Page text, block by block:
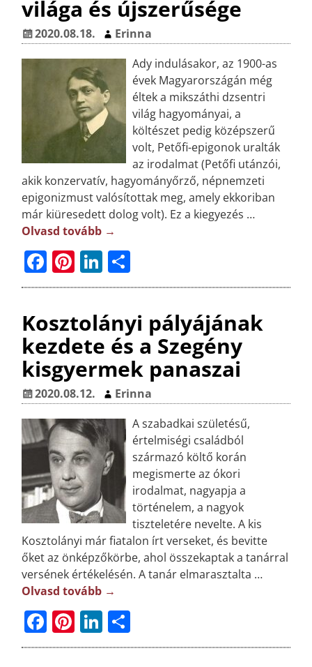
b
o
o
r
e
st
dI
n
m
e
g
világa és újszerűsége
2020.08.18.
Erinna
Ady indulásakor, az 1900-as
évek Magyarországán még
éltek a mikszáthi dzsentri
világ hagyományai, a
költészet pedig középszerű
volt, Petőfi-epigonok uralták
az irodalmat (Petőfi utánzói,
akik konzervatív, hagyományőrző, népnemzeti
epigonizmust valósítottak meg, amely ekkoriban
már kiüresedett dolog volt). Ez a kiegyezés …
Olvasd tovább →
F
a
e
b
o
o
k
Pi
n
e
r
e
st
Li
n
e
dI
n
O
ss
a
m
e
g
Kosztolányi pályájának
kezdete és a Szegény
kisgyermek panaszai
2020.08.12.
Erinna
A szabadkai születésű,
értelmiségi családból
származó költő korán
megismerte az ókori
irodalmat, nagyapja a
történelem, a nagyok
tiszteletére nevelte. A kis
Kosztolányi már fiatalon írt verseket, és bevitte
őket az önképzőkörbe, ahol összekaptak a tanárral
versének értékelésén. A tanár elmarasztalta …
Olvasd tovább →
F
a
Pi
n
Li
n
O
ss